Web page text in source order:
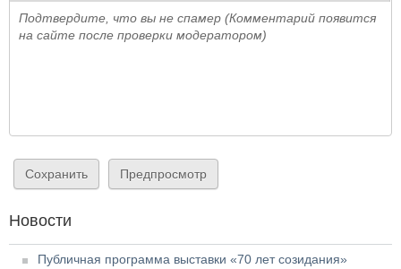
Подтвердите, что вы не спамер (Комментарий появится
на сайте после проверки модератором)
Новости
Публичная программа выставки «70 лет созидания»